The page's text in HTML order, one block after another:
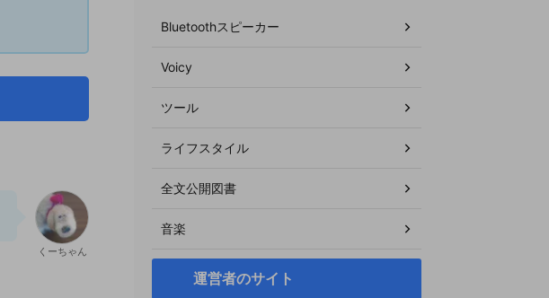
くーちゃん
Bluetoothスピーカー
Voicy
ツール
ライフスタイル
全文公開図書
音楽
運営者のサイト